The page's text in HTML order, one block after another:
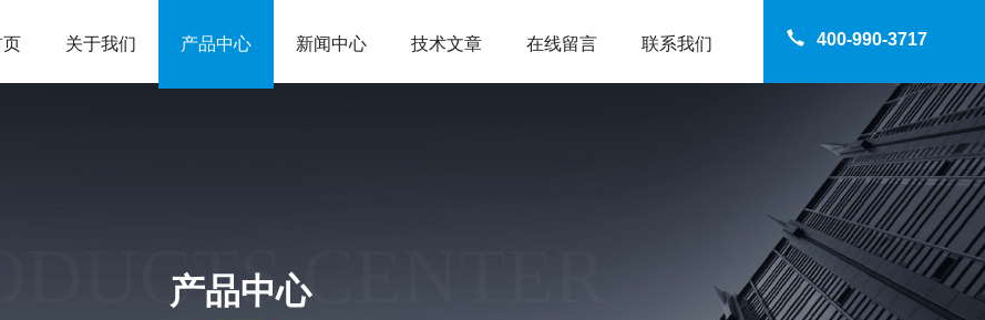
400-990-3717
页 关于我们 产品中心 新闻中心 技术文章 在线留言 联系我们
CENTER
产品中心